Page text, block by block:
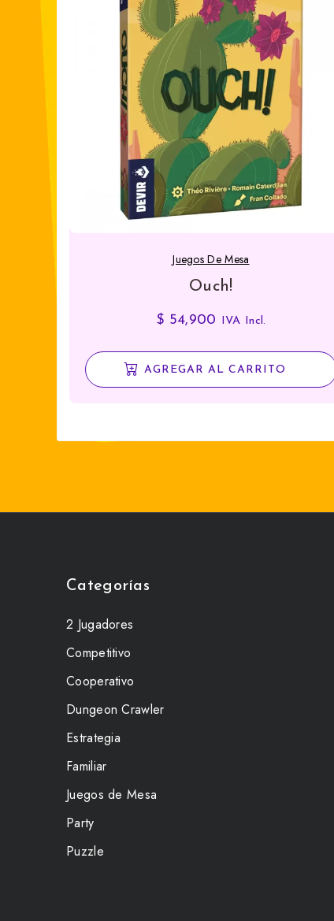
Juegos De Mesa
Ouch!
$ 54,900 IVA Incl.
AGREGAR AL CARRITO
Categorías
2 Jugadores
Competitivo
Cooperativo
Dungeon Crawler
Estrategia
Familiar
Juegos de Mesa
Party
Puzzle